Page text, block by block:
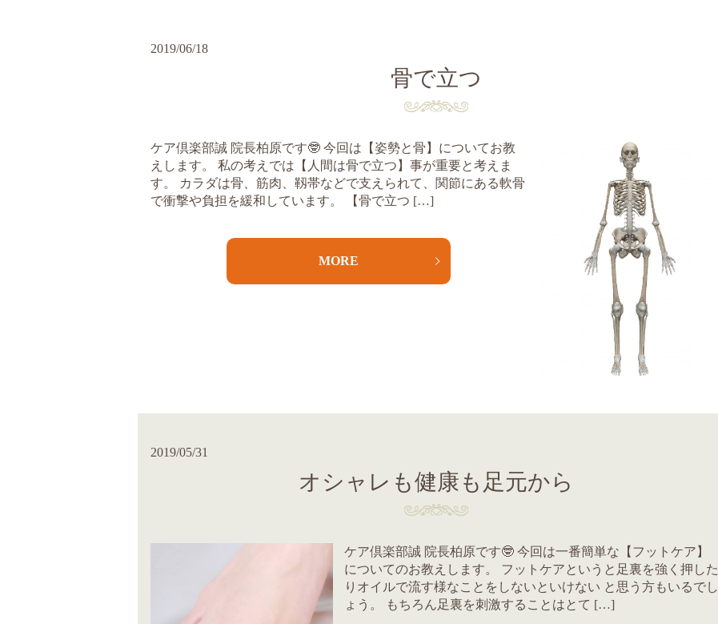
2019/06/18
骨で立つ
ケア倶楽部誠 院長柏原です🤓 今回は【姿勢と骨】についてお教
えします。 私の考えでは【人間は骨で立つ】事が重要と考えま
す。 カラダは骨、筋肉、靱帯などで支えられて、関節にある軟骨
で衝撃や負担を緩和しています。 【骨で立つ […]
MORE
2019/05/31
オシャレも健康も足元から
ケア倶楽部誠 院長柏原です🤓 今回は一番簡単な【フットケア】
についてのお教えします。 フットケアというと足裏を強く押した
りオイルで流す様なことをしないといけない と思う方もいるでし
ょう。 もちろん足裏を刺激することはとて […]